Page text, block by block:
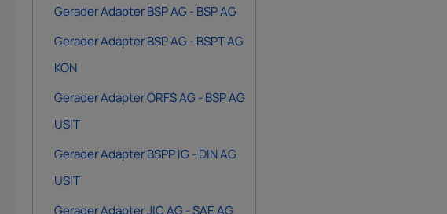
Gerader Adapter BSP AG - BSP AG
Gerader Adapter BSP AG - BSPT AG
KON
Gerader Adapter ORFS AG - BSP AG
USIT
Gerader Adapter BSPP IG - DIN AG
USIT
Gerader Adapter JIC AG - SAE AG